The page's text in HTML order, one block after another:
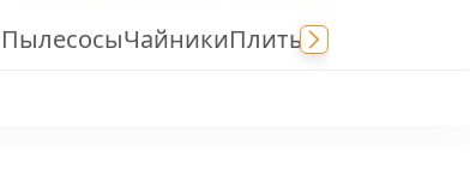
ПылесосыЧайникиПлиты